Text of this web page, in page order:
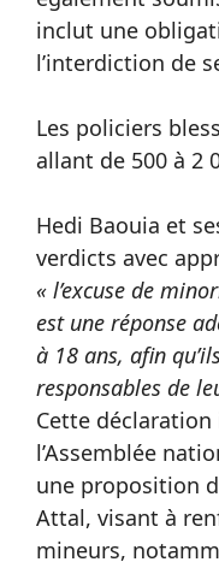
inclut une
l’interdiction de
Les policiers
allant de 500 à 2
Hedi Baouia et
verdicts avec
« l’excuse de
est une réponse
à 18 ans, afin
responsables de
Cette
l’Assemblée
une proposition
Attal, visant à
mineurs,